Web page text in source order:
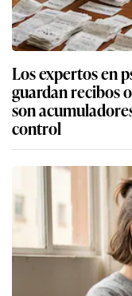
Los expertos en
guardan recibos
son
control